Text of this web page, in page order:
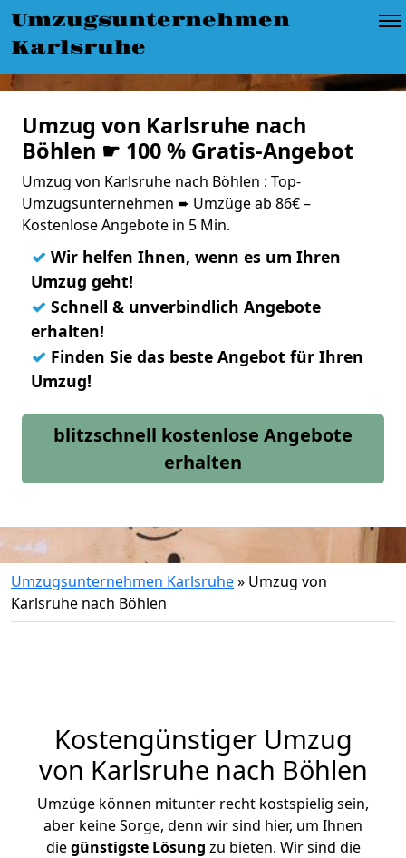
Umzugsunternehmen
Karlsruhe
Umzug von Karlsruhe nach
Böhlen ☛ 100 % Gratis-Angebot
Umzug von Karlsruhe nach Böhlen : Top-
Umzugsunternehmen ➨ Umzüge ab 86€ –
Kostenlose Angebote in 5 Min.
✓ Wir helfen Ihnen, wenn es um Ihren
Umzug geht!
✓ Schnell & unverbindlich Angebote
erhalten!
✓ Finden Sie das beste Angebot für Ihren
Umzug!
blitzschnell kostenlose Angebote
erhalten
Umzugsunternehmen Karlsruhe» Umzug von
Karlsruhe nach Böhlen
Kostengünstiger Umzug
von Karlsruhe nach Böhlen
Umzüge können mitunter recht kostspielig sein,
aber keine Sorge, denn wir sind hier, um Ihnen
diegünstigste Lösung zu bieten. Wir sind die